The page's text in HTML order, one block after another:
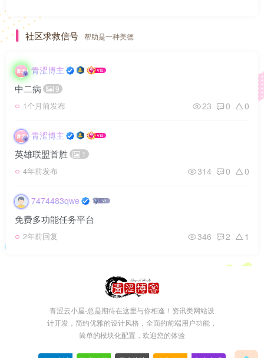
社区求救信号 帮助是一种美德
青涩博主
中二病 9
1个月前发布 23 0 0
青涩博主
英雄联盟首胜 1
4年前发布 314 0 0
7474483qwe
免费多功能任务平台
2年前回复 346 2 1
青涩云小屋-总是期待在这里与你相逢！资讯类网站设
计开发，简约优雅的设计风格，全面的前端用户功能，
简单的模块化配置，欢迎您的体验